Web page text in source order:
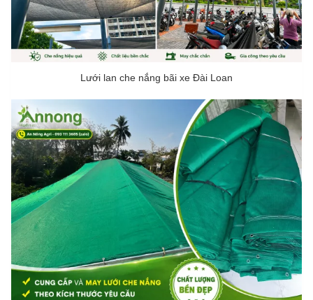
Lưới lan che nắng bãi xe Đài Loan